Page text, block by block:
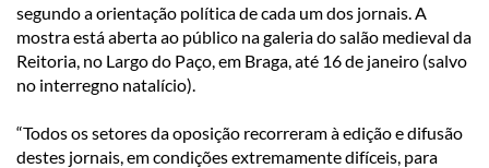
segundo a orientação política de cada um dos jornais. A
mostra está aberta ao público na galeria do salão medieval da
Reitoria, no Largo do Paço, em Braga, até 16 de janeiro (salvo
no interregno natalício).
“Todos os setores da oposição recorreram à edição e difusão
destes jornais, em condições extremamente difíceis, para